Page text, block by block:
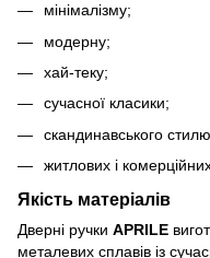
мінімалізму;
модерну;
хай-теку;
сучасної класики;
скандинавського
житлових і
Якість матеріалів
Дверні ручки APRILE
металевих сплавів із